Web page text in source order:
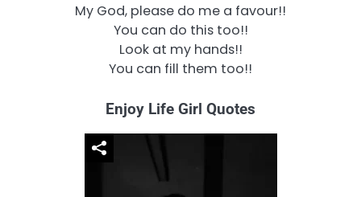
My God, please do me a favour!!
You can do this too!!
Look at my hands!!
You can fill them too!!
Enjoy Life Girl Quotes